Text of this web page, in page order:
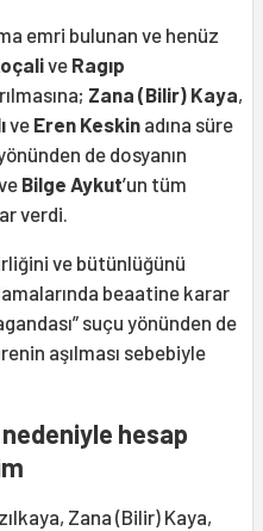
emri bulunan ve henüz
ve Ragıp
Zana (Bilir) Kaya,
ve Eren Keskin adına süre
de dosyanın
Bilge Aykut’un tüm
verdi.
ve bütünlüğünü
beaatine karar
suçu yönünden de
aşılması sebebiyle
hesap
Zana (Bilir) Kaya,